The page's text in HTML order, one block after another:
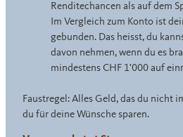
Renditechancen als auf dem
Im Vergleich zum Konto ist
gebunden. Das heisst, du
davon nehmen, wenn du es
mindestens CHF 1'000 auf
Faustregel: Alles Geld, das du nicht
du für deine Wünsche sparen.